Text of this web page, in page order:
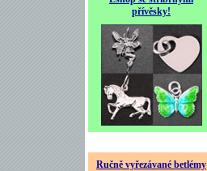
přívěsky!
Ručně vyřezávané betlémy